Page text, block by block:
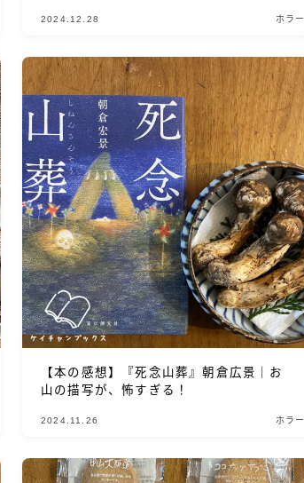
2024.12.28 ホラー
【本の感想】『死念山葬』朝倉広景｜お
山の描写が、怖すぎる！
2024.11.26 ホラー